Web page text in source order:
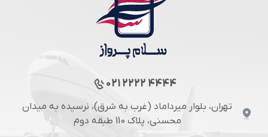
021 2222 4444
تهران، بلوار میرداماد (غرب به شرق)، نرسیده به میدان
محسنی، پلاک 110 طبقه دوم